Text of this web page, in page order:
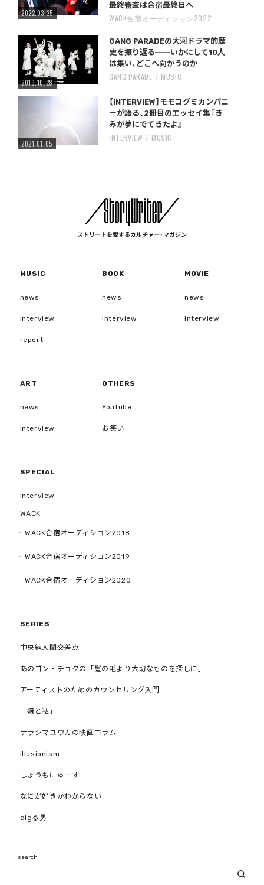
2022.03.25
最終審査は合宿最終日へ
WACK合宿オーディション2022
2019.10.28
GANG PARADEの大河ドラマ的歴
史を振り返る──いかにして10人
は集い、どこへ向かうのか
GANG PARADE MUSIC
2021.01.05
【INTERVIEW】モモコグミカンパニ
ーが語る、2冊目のエッセイ集『き
みが夢にでてきたよ』
INTERVIEW MUSIC
ストリートを愛するカルチャー・マガジン
MUSIC
news
interview
report
BOOK
news
interview
MOVIE
news
interview
ART
news
interview
OTHERS
YouTube
お笑い
SPECIAL
interview
WACK
WACK合宿オーディション2018
WACK合宿オーディション2019
WACK合宿オーディション2020
SERIES
中央線人間交差点
あのゴン・チョクの「髪の毛より大切なものを探しに」
アーティストのためのカウンセリング入門
「嬢と私」
テラシマユウカの映画コラム
illusionism
しょうもにゅーす
なにが好きかわからない
digる男
search